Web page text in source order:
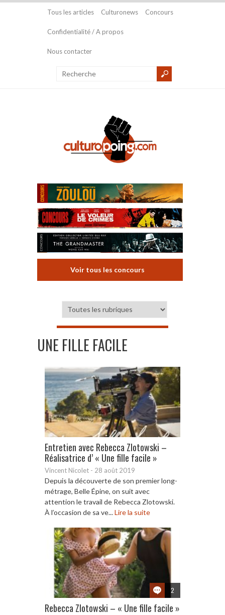
Tous les articles Culturonews Concours
Confidentialité / A propos
Nous contacter
Voir tous les concours
UNE FILLE FACILE
Entretien avec Rebecca Zlotowski –
Réalisatrice d’ « Une fille facile »
Vincent Nicolet - 28 août 2019
Depuis la découverte de son premier long-
métrage, Belle Épine, on suit avec
attention le travail de Rebecca Zlotowski.
À l’occasion de sa ve...Lire la suite
2
Rebecca Zlotowski – « Une fille facile »